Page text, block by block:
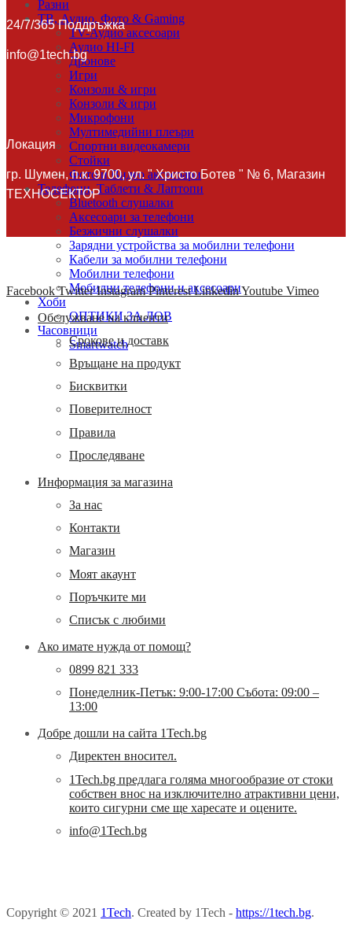
Разни
ТВ, Аудио, Фото & Gaming
TV-Аудио аксесоари
Аудио HI-FI
Дронове
Игри
Конзоли & игри
Конзоли & игри
Микрофони
Мултимедийни плеъри
Спортни видеокамери
Стойки
Фото и Видео аксесоари
Телефони, Таблети & Лаптопи
Bluetooth слушалки
Аксесоари за телефони
Безжични слушалки
Зарядни устройства за мобилни телефони
Кабели за мобилни телефони
Мобилни телефони
Мобилни телефони и аксесоари
Хоби
ОПТИКИ ЗА ЛОВ
Часовници
Smartwatch
24/7/365 Поддръжка
info@1tech.bg
Локация
гр. Шумен, п.к. 9700, ул. " Христо Ботев " № 6, Магазин
ТЕХНОСЕКТОР
Facebook Twitter Instagram Pinterest LinkedinYoutube Vimeo
Обслужване на клиенти
Срокове и доставк
Връщане на продукт
Бисквитки
Поверителност
Правила
Проследяване
Информация за магазина
За нас
Контакти
Магазин
Моят акаунт
Поръчките ми
Списък с любими
Ако имате нужда от помощ?
0899 821 333
Понеделник-Петък: 9:00-17:00 Събота: 09:00 –
13:00
Добре дошли на сайта 1Tech.bg
Директен вносител.
1Tech.bg предлага голяма многообразие от стоки
собствен внос на изключително атрактивни цени,
които сигурни сме ще харесате и оцените.
info@1Tech.bg
Copyright © 2021 1Tech. Created by 1Tech - https://1tech.bg.